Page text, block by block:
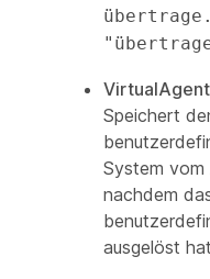
Speichert
System
nachdem
ausgelöst